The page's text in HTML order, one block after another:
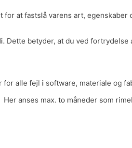
at fastslå varens art, egenskaber
betyder, at du ved
alle fejl i software, materiale og
anses max. to måneder som